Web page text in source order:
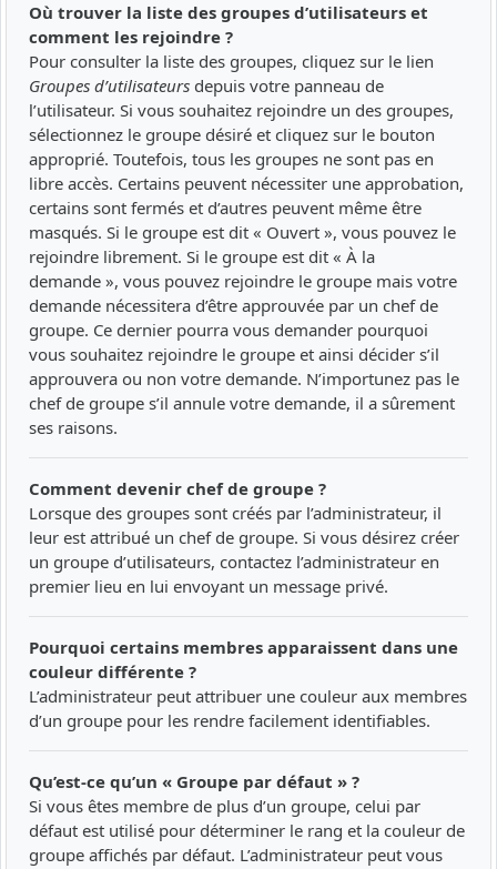
Où trouver la liste des groupes d’utilisateurs et
comment les rejoindre ?
Pour consulter la liste des groupes, cliquez sur le lien
Groupes d’utilisateurs depuis votre panneau de
l’utilisateur. Si vous souhaitez rejoindre un des groupes,
sélectionnez le groupe désiré et cliquez sur le bouton
approprié. Toutefois, tous les groupes ne sont pas en
libre accès. Certains peuvent nécessiter une approbation,
certains sont fermés et d’autres peuvent même être
masqués. Si le groupe est dit « Ouvert », vous pouvez le
rejoindre librement. Si le groupe est dit « À la
demande », vous pouvez rejoindre le groupe mais votre
demande nécessitera d’être approuvée par un chef de
groupe. Ce dernier pourra vous demander pourquoi
vous souhaitez rejoindre le groupe et ainsi décider s’il
approuvera ou non votre demande. N’importunez pas le
chef de groupe s’il annule votre demande, il a sûrement
ses raisons.
Comment devenir chef de groupe ?
Lorsque des groupes sont créés par l’administrateur, il
leur est attribué un chef de groupe. Si vous désirez créer
un groupe d’utilisateurs, contactez l’administrateur en
premier lieu en lui envoyant un message privé.
Pourquoi certains membres apparaissent dans une
couleur différente ?
L’administrateur peut attribuer une couleur aux membres
d’un groupe pour les rendre facilement identifiables.
Qu’est-ce qu’un « Groupe par défaut » ?
Si vous êtes membre de plus d’un groupe, celui par
défaut est utilisé pour déterminer le rang et la couleur de
groupe affichés par défaut. L’administrateur peut vous